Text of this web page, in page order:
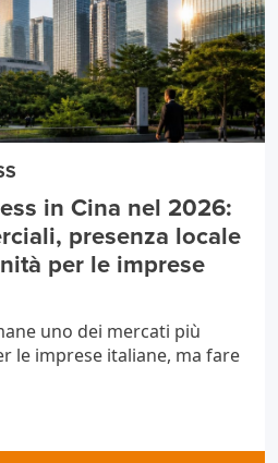
in Cina nel 2026:
presenza locale
per le imprese
uno dei mercati più
le imprese italiane, ma fare